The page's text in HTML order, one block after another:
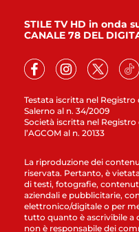
Testata iscritta nel Registro
Salerno al n. 34/2009
Società iscritta nel
l’AGCOM al n. 20133
STILE TV HD in onda
CANALE 78 DEL
La riproduzione dei
riservata. Pertanto, è
di testi, fotografie,
aziendali e pubblicitarie,
elettronico/digitale o per
tutto quanto è ascrivibile a
non è responsabile dei